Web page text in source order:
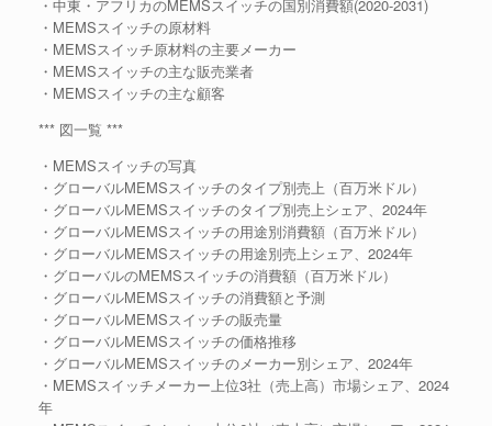
・中東・アフリカのMEMSスイッチの国別消費額(2020-2031)
・MEMSスイッチの原材料
・MEMSスイッチ原材料の主要メーカー
・MEMSスイッチの主な販売業者
・MEMSスイッチの主な顧客
*** 図一覧 ***
・MEMSスイッチの写真
・グローバルMEMSスイッチのタイプ別売上（百万米ドル）
・グローバルMEMSスイッチのタイプ別売上シェア、2024年
・グローバルMEMSスイッチの用途別消費額（百万米ドル）
・グローバルMEMSスイッチの用途別売上シェア、2024年
・グローバルのMEMSスイッチの消費額（百万米ドル）
・グローバルMEMSスイッチの消費額と予測
・グローバルMEMSスイッチの販売量
・グローバルMEMSスイッチの価格推移
・グローバルMEMSスイッチのメーカー別シェア、2024年
・MEMSスイッチメーカー上位3社（売上高）市場シェア、2024
年